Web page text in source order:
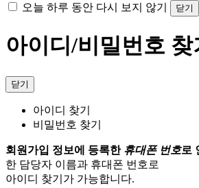
오늘 하루 동안 다시 보지 않기 닫기
아이디/비밀번호 찾
닫기
아이디 찾기
비밀번호 찾기
회원가입 정보에 등록한 휴대폰 번호로
한 담당자 이름과 휴대폰 번호로
아이디 찾기가 가능합니다.